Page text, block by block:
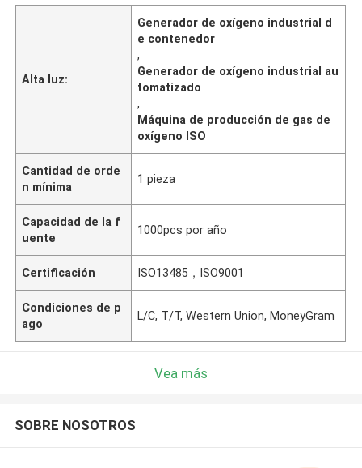
Alta luz:
Generador de oxígeno industrial d
e contenedor
,
Generador de oxígeno industrial au
tomatizado
,
Máquina de producción de gas de
oxígeno ISO
Cantidad de orde
n mínima
1 pieza
Capacidad de la f
uente
1000pcs por año
Certificación ISO13485，ISO9001
Condiciones de p
ago
L/C, T/T, Western Union, MoneyGram
Vea más
SOBRE NOSOTROS